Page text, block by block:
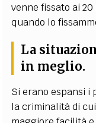
venne fissato ai
quando lo
La
in meglio.
Si erano espansi
la criminalità di